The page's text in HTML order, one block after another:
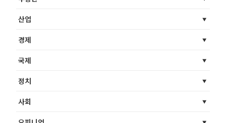
산업
경제
국제
정치
사회